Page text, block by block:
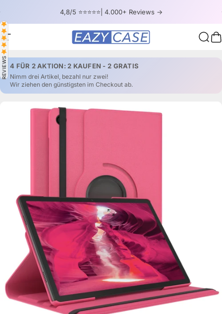
4,8/5 ⭐⭐⭐⭐⭐| 4.000+ Reviews ->
Seitennavigation EAZY CASE
REVIEWS 4 FÜR 2 AKTION: 2 KAUFEN - 2 GRATIS
Nimm drei Artikel, bezahl nur zwei!
Wir ziehen den günstigsten im Checkout ab.